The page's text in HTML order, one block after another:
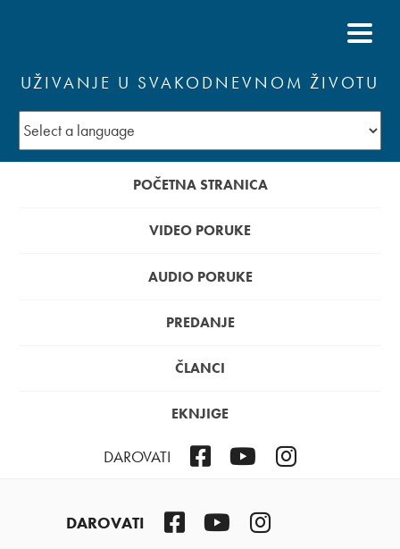
UŽIVANJE U SVAKODNEVNOM ŽIVOTU
POČETNA STRANICA
VIDEO PORUKE
AUDIO PORUKE
PREDANJE
ČLANCI
EKNJIGE
DAROVATI Facebook YouTubeInstagram
DAROVATI FacebookYouTubeInstagram